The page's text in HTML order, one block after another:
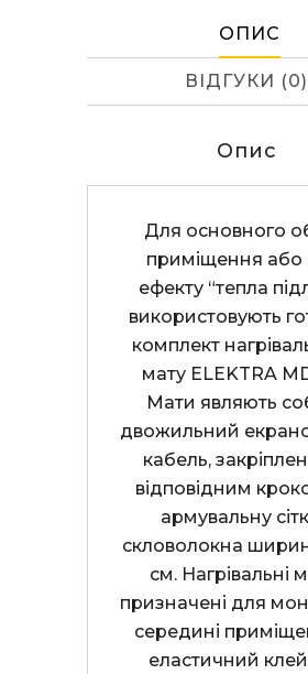
ОПИС
ВІДГУКИ (0)
Опис
приміщення або
ефекту “тепла
використовують
комплект
мату ELEKTRA
Мати являють
двожильний
кабель,
відповідним
армувальну сітк
скловолокна
см. Нагрівальні
призначені для
середині
еластичний клей